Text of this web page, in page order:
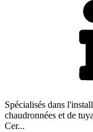
Spécialisés dans
chaudronnées et de
Cer...